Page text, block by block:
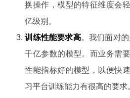
换操作，模型的特征维度会
亿级别。
训练性能要求高。我们面对
千亿参数的模型。而业务需
性能指标好的模型，以便快
习平台训练能力有很高的要求